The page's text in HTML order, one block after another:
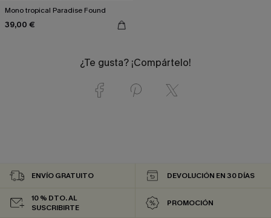
Mono tropical Paradise Found
39,00 €
¿Te gusta? ¡Compártelo!
ENVÍO GRATUITO DEVOLUCIÓN EN 30 DÍAS
10 % DTO. AL
SUSCRIBIRTE
PROMOCIÓN